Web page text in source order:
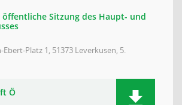
Sitzung des Haupt- und
Platz 1, 51373 Leverkusen, 5.
Ö